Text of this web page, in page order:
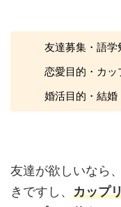
友達募集・語学
恋愛目的・カッ
婚活目的・結婚
友達が欲しいなら
きですし、 カップ